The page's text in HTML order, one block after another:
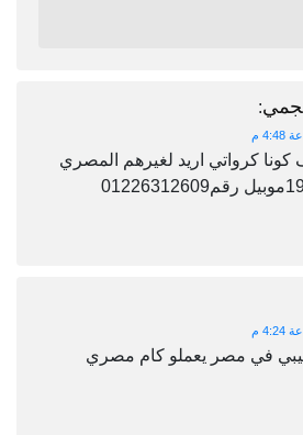
:
كرواتي اريد لغيرهم المصري